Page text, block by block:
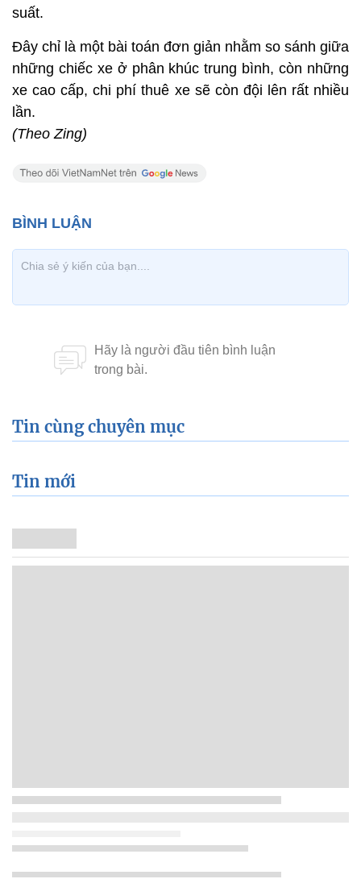
suất.
Đây chỉ là một bài toán đơn giản nhằm so sánh giữa
những chiếc xe ở phân khúc trung bình, còn những
xe cao cấp, chi phí thuê xe sẽ còn đội lên rất nhiều
lần.
(Theo Zing)
Tin cùng chuyên mục
Tin mới